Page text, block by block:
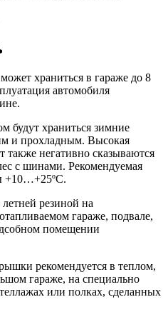
храниться в гараже до 8
автомобиля
будут храниться зимние
и прохладным. Высокая
также негативно сказываются
с шинами. Рекомендуемая
+10…+25ºС.
резиной на
гараже, подвале,
помещении
рекомендуется в теплом,
гараже, на специально
или полках, сделанных